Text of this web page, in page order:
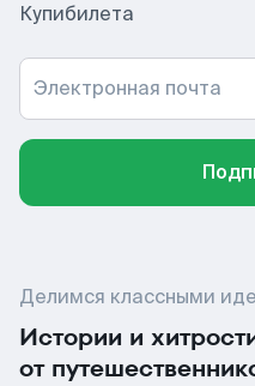
Купибилета
Электронная почта
Делимся классными
Истории и
от